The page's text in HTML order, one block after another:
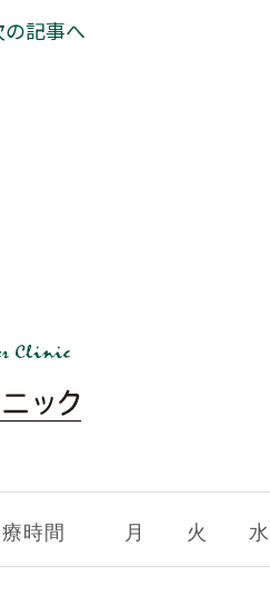
の記事へ
時間 月 火 水